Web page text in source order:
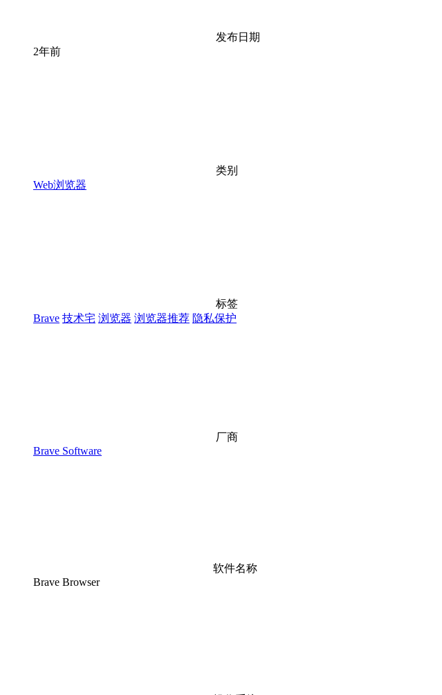
发布日期
2年前
类别
Web浏览器
标签
Brave 技术宅 浏览器 浏览器推荐 隐私保护
厂商
Brave Software
软件名称
Brave Browser